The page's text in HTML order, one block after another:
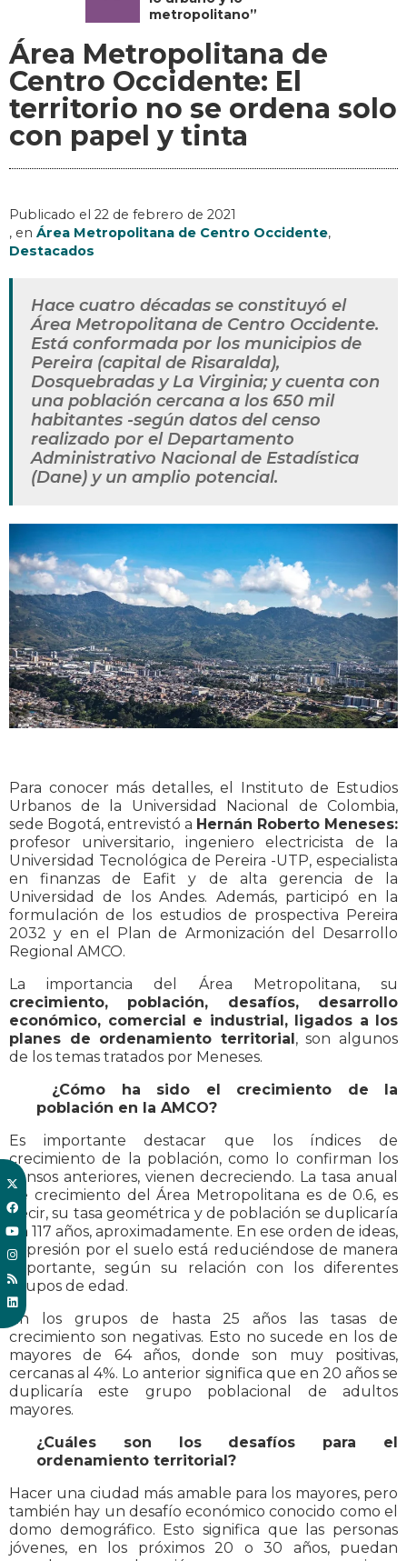
metropolitano”
Área Metropolitana de
Centro Occidente: El
territorio no se ordena solo
con papel y tinta
Publicado el 22 de febrero de 2021
, en Área Metropolitana de Centro Occidente,
Destacados
Hace cuatro décadas se constituyó el
Área Metropolitana de Centro Occidente.
Está conformada por los municipios de
Pereira (capital de Risaralda),
Dosquebradas y La Virginia; y cuenta con
una población cercana a los 650 mil
habitantes -según datos del censo
realizado por el Departamento
Administrativo Nacional de Estadística
(Dane) y un amplio potencial.
Para conocer más detalles, el Instituto de Estudios
Urbanos de la Universidad Nacional de Colombia,
sede Bogotá, entrevistó a Hernán Roberto Meneses:
profesor universitario, ingeniero electricista de la
Universidad Tecnológica de Pereira -UTP, especialista
en finanzas de Eafit y de alta gerencia de la
Universidad de los Andes. Además, participó en la
formulación de los estudios de prospectiva Pereira
2032 y en el Plan de Armonización del Desarrollo
Regional AMCO.
La importancia del Área Metropolitana, su
crecimiento, población, desafíos, desarrollo
económico, comercial e industrial, ligados a los
planes de ordenamiento territorial, son algunos
de los temas tratados por Meneses.
¿Cómo ha sido el crecimiento de la
población en la AMCO?
Es importante destacar que los índices de
crecimiento de la población, como lo confirman los
censos anteriores, vienen decreciendo. La tasa anual
de crecimiento del Área Metropolitana es de 0.6, es
decir, su tasa geométrica y de población se duplicaría
en 117 años, aproximadamente. En ese orden de ideas,
la presión por el suelo está reduciéndose de manera
importante, según su relación con los diferentes
grupos de edad.
En los grupos de hasta 25 años las tasas de
crecimiento son negativas. Esto no sucede en los de
mayores de 64 años, donde son muy positivas,
cercanas al 4%. Lo anterior significa que en 20 años se
duplicaría este grupo poblacional de adultos
mayores.
¿Cuáles son los desafíos para el
ordenamiento territorial?
Hacer una ciudad más amable para los mayores, pero
también hay un desafío económico conocido como el
domo demográfico. Esto significa que las personas
jóvenes, en los próximos 20 o 30 años, puedan